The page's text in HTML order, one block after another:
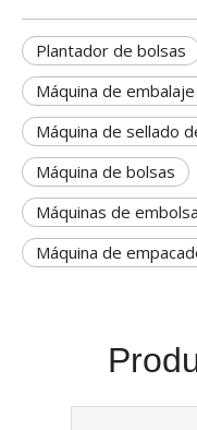
Plantador de bolsas
Máquina de
Máquina de sellado
Máquina de bolsas
Máquinas de
Máquina de